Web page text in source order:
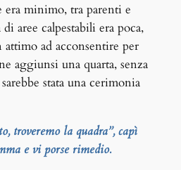
era minimo, tra parenti e
aree calpestabili era poca,
attimo ad acconsentire per
aggiunsi una quarta, senza
stata una cerimonia
troveremo la quadra”, capì
e vi porse rimedio.